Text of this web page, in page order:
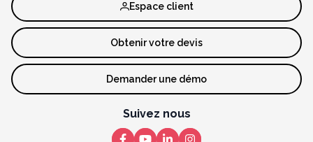
Espace client
Obtenir votre devis
Demander une démo
Suivez nous